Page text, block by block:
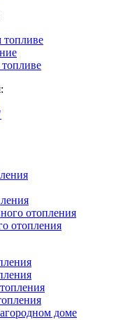
топливе
отопления
отопления
доме